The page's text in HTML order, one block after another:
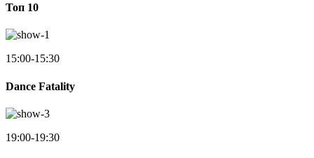
Toп 10
15:00-15:30
Dance Fatality
19:00-19:30